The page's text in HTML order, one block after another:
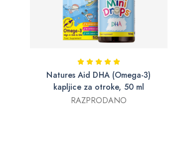
Natures Aid DHA (Omega-3)
kapljice za otroke, 50 ml
RAZPRODANO